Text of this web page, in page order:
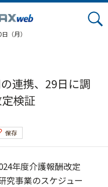
（月）
連携、29日に調
検証
保存
年度介護報酬改定
究事業のスケジュー